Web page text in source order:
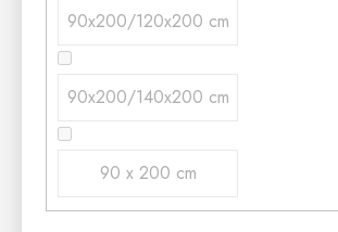
90x200/120x200 cm
90x200/140x200 cm
90 x 200 cm